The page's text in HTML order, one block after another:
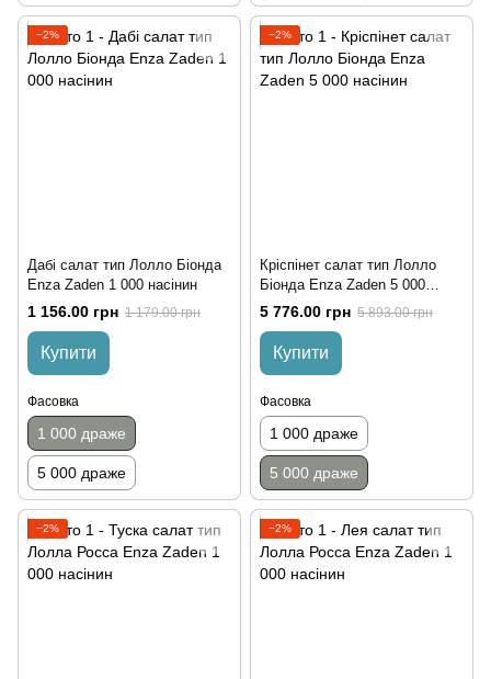
−2%
Дабі салат тип Лолло Біонда
Enza Zaden 1 000 насінин
1 156.00 грн 1 179.00 грн
Купити
Фасовка
1 000 драже
5 000 драже
−2%
Кріспінет салат тип Лолло
Біонда Enza Zaden 5 000
насінин
5 776.00 грн 5 893.00 грн
Купити
Фасовка
1 000 драже
5 000 драже
−2% −2%